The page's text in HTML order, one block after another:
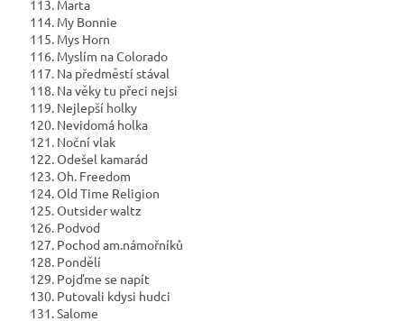
113. Marta
114. My Bonnie
115. Mys Horn
116. Myslím na Colorado
117. Na předměstí stával
118. Na věky tu přeci nejsi
119. Nejlepší holky
120. Nevidomá holka
121. Noční vlak
122. Odešel kamarád
123. Oh. Freedom
124. Old Time Religion
125. Outsider waltz
126. Podvod
127. Pochod am.námořníků
128. Pondělí
129. Pojďme se napít
130. Putovali kdysi hudci
131. Salome